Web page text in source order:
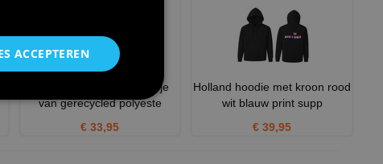
Dames fleece jacket oranje
van gerecycled polyeste
€ 33,95
Holland hoodie met kroon rood
wit blauw print supp
€ 39,95
ACCEPTEREN